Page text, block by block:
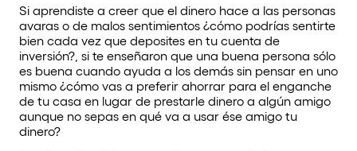
Si aprendiste a creer que el dinero hace a las personas
avaras o de malos sentimientos ¿cómo podrías sentirte
bien cada vez que deposites en tu cuenta de
inversión?, si te enseñaron que una buena persona sólo
es buena cuando ayuda a los demás sin pensar en uno
mismo ¿cómo vas a preferir ahorrar para el enganche
de tu casa en lugar de prestarle dinero a algún amigo
aunque no sepas en qué va a usar ése amigo tu
dinero?